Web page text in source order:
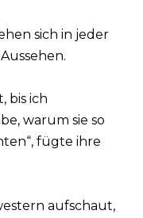
sich in jeder
bis ich
warum sie so
fügte ihre
aufschaut,